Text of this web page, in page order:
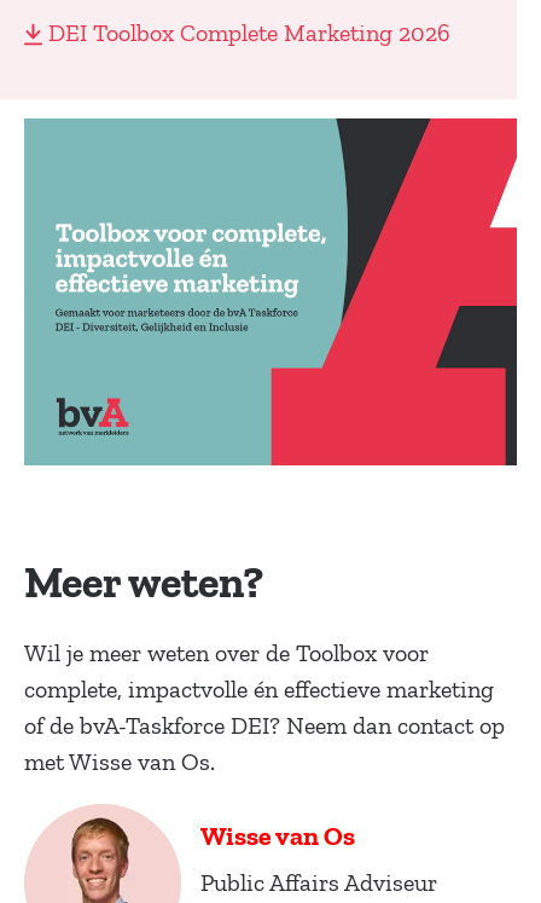
DEI Toolbox Complete Marketing 2026
Meer weten?
Wil je meer weten over de Toolbox voor
complete, impactvolle én effectieve marketing
of de bvA-Taskforce DEI? Neem dan contact op
met Wisse van Os.
Wisse van Os
Public Affairs Adviseur